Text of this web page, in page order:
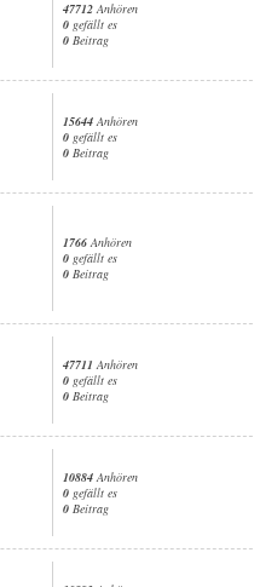
47712 Anhören
0 gefällt es
0 Beitrag
15644 Anhören
0 gefällt es
0 Beitrag
1766Anhören
0 gefällt es
0 Beitrag
47711 Anhören
0 gefällt es
0 Beitrag
10884 Anhören
0 gefällt es
0 Beitrag